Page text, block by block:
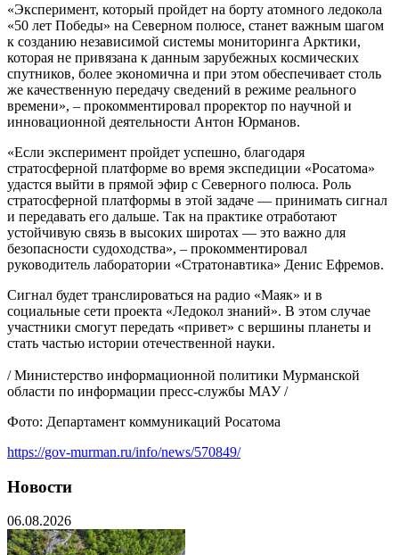
«Эксперимент, который пройдет на борту атомного ледокола
«50 лет Победы» на Северном полюсе, станет важным шагом
к созданию независимой системы мониторинга Арктики,
которая не привязана к данным зарубежных космических
спутников, более экономична и при этом обеспечивает столь
же качественную передачу сведений в режиме реального
времени», – прокомментировал проректор по научной и
инновационной деятельности Антон Юрманов.
«Если эксперимент пройдет успешно, благодаря
стратосферной платформе во время экспедиции «Росатома»
удастся выйти в прямой эфир с Северного полюса. Роль
стратосферной платформы в этой задаче — принимать сигнал
и передавать его дальше. Так на практике отработают
устойчивую связь в высоких широтах — это важно для
безопасности судоходства», – прокомментировал
руководитель лаборатории «Стратонавтика» Денис Ефремов.
Сигнал будет транслироваться на радио «Маяк» и в
социальные сети проекта «Ледокол знаний». В этом случае
участники смогут передать «привет» с вершины планеты и
стать частью истории отечественной науки.
/ Министерство информационной политики Мурманской
области по информации пресс-службы МАУ /
Фото: Департамент коммуникаций Росатома
https://gov-murman.ru/info/news/570849/
Новости
06.08.2026